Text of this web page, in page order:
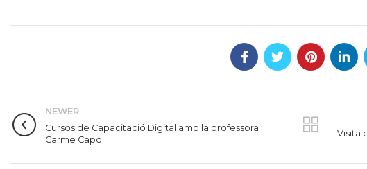
NEWER
Cursos de Capacitació Digital amb la professora
Carme Capó
Visita